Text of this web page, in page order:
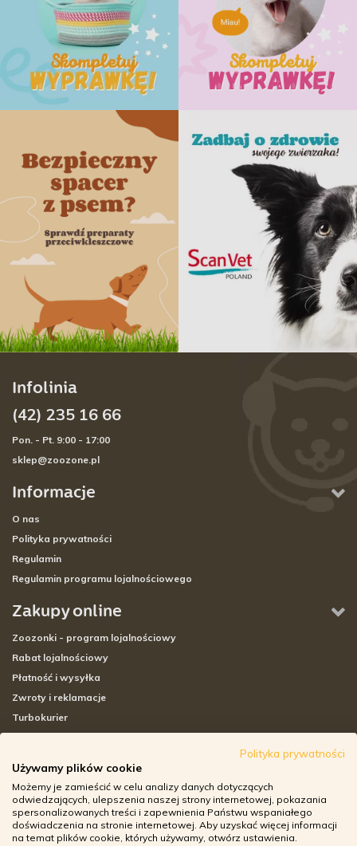
Informacje
O nas
Polityka prywatności
Regulamin
Regulamin programu lojalnościowego
Zakupy online
Zoozonki - program lojalnościowy
Rabat lojalnościowy
Płatność i wysyłka
Zwroty i reklamacje
Turbokurier
Adresy sklepów stacjonarnych
Godziny otwarcia sklepów
Aplikacja zoozone.pl
Zwroty i reklamacje
Infolinia
(42) 235 16 66
Pon. - Pt. 9:00 - 17:00
sklep@zoozone.pl
Polityka prywatności
Używamy plików cookie
Możemy je zamieścić w celu analizy danych dotyczących
odwiedzających, ulepszenia naszej strony internetowej, pokazania
spersonalizowanych treści i zapewnienia Państwu wspaniałego
doświadczenia na stronie internetowej. Aby uzyskać więcej informacji
na temat plików cookie, których używamy, otwórz ustawienia.